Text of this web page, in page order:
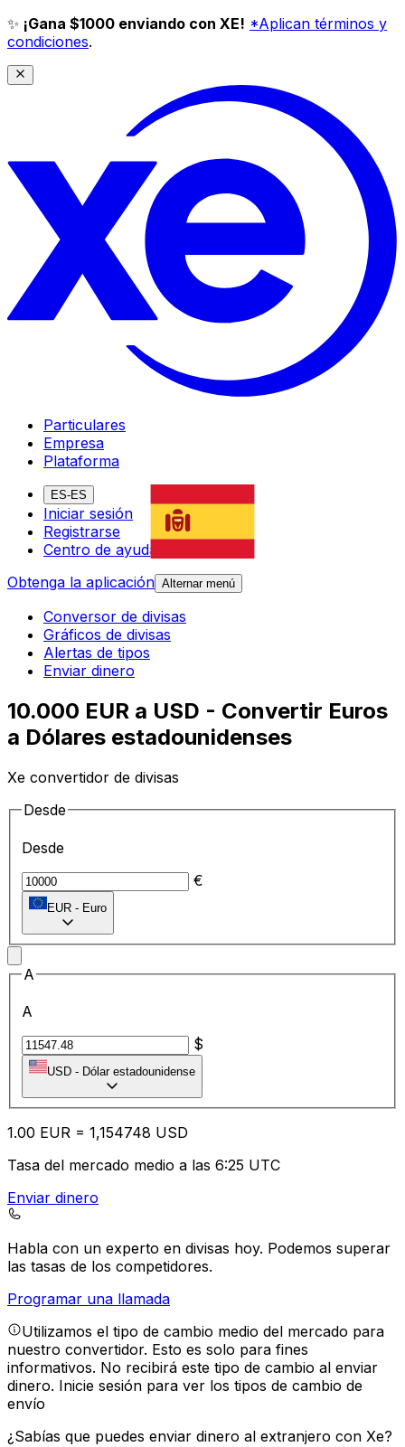
✨ ¡Gana $1000 enviando con XE! *Aplican términos y
condiciones.
Particulares
Empresa
Plataforma
ES-ES
Iniciar sesión
Registrarse
Centro de ayuda
Obtenga la aplicación Alternar menú
Conversor de divisas
Gráficos de divisas
Alertas de tipos
Enviar dinero
10.000 EUR a USD - Convertir Euros
a Dólares estadounidenses
Xe convertidor de divisas
Desde
Desde
€
EUR - Euro
A
A
$
USD - Dólar estadounidense
1.00 EUR = 1,154748 USD
Tasa del mercado medio a las 6:25 UTC
Enviar dinero
Habla con un experto en divisas hoy. Podemos superar
las tasas de los competidores.
Programar una llamada
Utilizamos el tipo de cambio medio del mercado para
nuestro convertidor. Esto es solo para fines
informativos. No recibirá este tipo de cambio al enviar
dinero. Inicie sesión para ver los tipos de cambio de
envío
¿Sabías que puedes enviar dinero al extranjero con Xe?